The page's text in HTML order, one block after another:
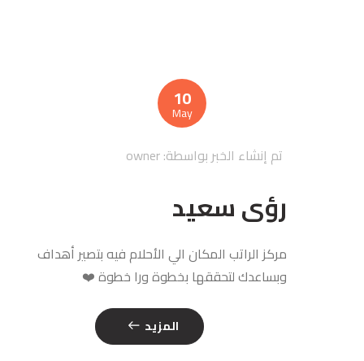
10
May
تم إنشاء الخبر بواسطة:
رؤى سعيد
مركز الراتب المكان الي الأحلام فيه بتصير أهداف
وبساعدك لتحققها بخطوة ورا خطوة ❤️
المزيد